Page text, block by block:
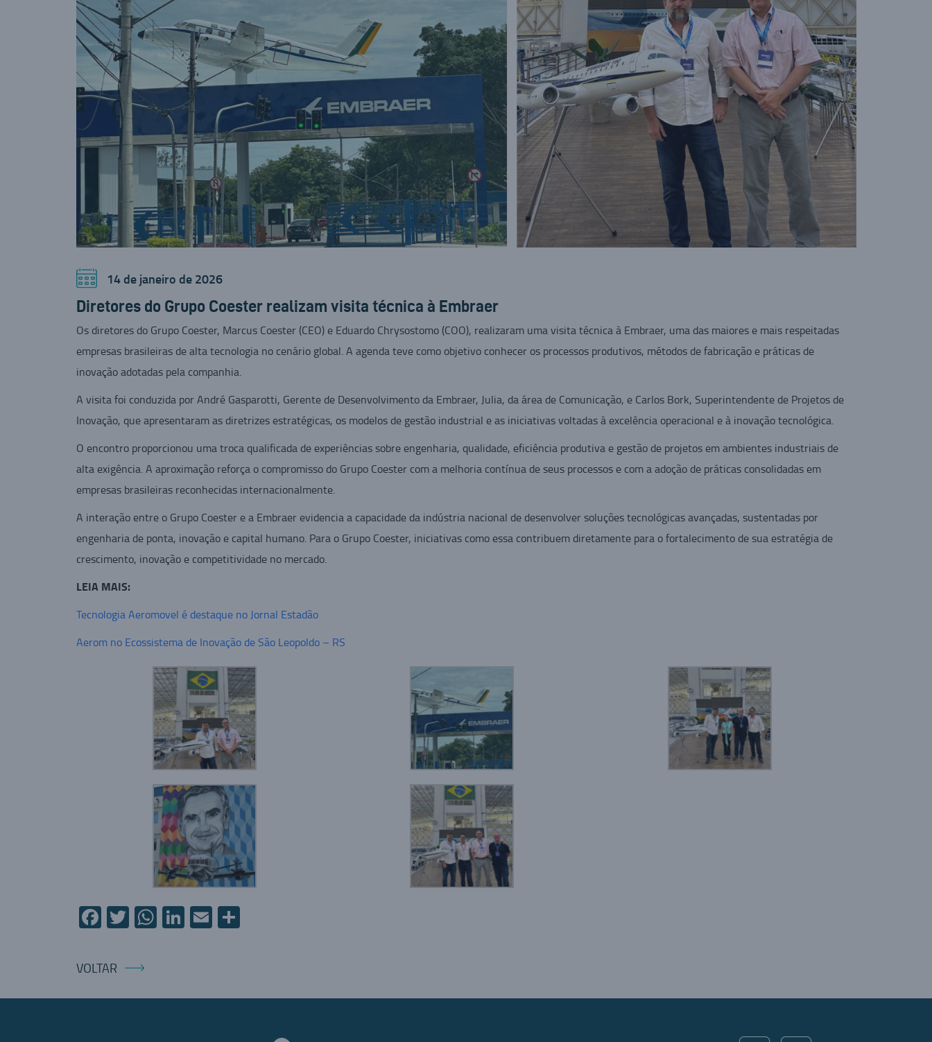
14 de janeiro de 2026
Diretores do Grupo Coester realizam visita técnica à Embraer
Os diretores do Grupo Coester, Marcus Coester (CEO) e Eduardo Chrysostomo (COO), realizaram uma visita técnica à Embraer, uma das maiores e mais respeitadas
empresas brasileiras de alta tecnologia no cenário global. A agenda teve como objetivo conhecer os processos produtivos, métodos de fabricação e práticas de
inovação adotadas pela companhia.
A visita foi conduzida por André Gasparotti, Gerente de Desenvolvimento da Embraer, Julia, da área de Comunicação, e Carlos Bork, Superintendente de Projetos de
Inovação, que apresentaram as diretrizes estratégicas, os modelos de gestão industrial e as iniciativas voltadas à excelência operacional e à inovação tecnológica.
O encontro proporcionou uma troca qualificada de experiências sobre engenharia, qualidade, eficiência produtiva e gestão de projetos em ambientes industriais de
alta exigência. A aproximação reforça o compromisso do Grupo Coester com a melhoria contínua de seus processos e com a adoção de práticas consolidadas em
empresas brasileiras reconhecidas internacionalmente.
A interação entre o Grupo Coester e a Embraer evidencia a capacidade da indústria nacional de desenvolver soluções tecnológicas avançadas, sustentadas por
engenharia de ponta, inovação e capital humano. Para o Grupo Coester, iniciativas como essa contribuem diretamente para o fortalecimento de sua estratégia de
crescimento, inovação e competitividade no mercado.
LEIA MAIS:
Tecnologia Aeromovel é destaque no Jornal Estadão
Aerom no Ecossistema de Inovação de São Leopoldo – RS
Facebook
Twitter
WhatsApp
LinkedIn
EmailCompartilhar
VOLTAR